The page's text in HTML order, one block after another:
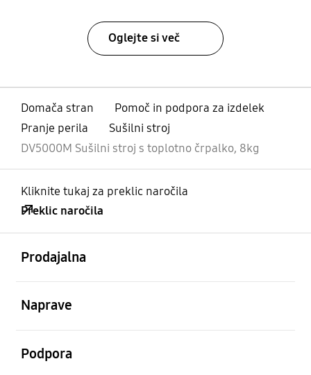
Oglejte si več
Domača stran
Pomoč in podpora za izdelek
Pranje perila
Sušilni stroj
DV5000M Sušilni stroj s toplotno črpalko, 8kg
Kliknite tukaj za preklic naročila
Preklic naročila
Prodajalna
Naprave
Podpora